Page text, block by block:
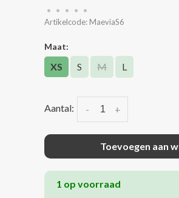
• • • •
•
Artikelcode: MaeviaS6
Maat:
XS S M L
Aantal: +
-
Toevoegen aan
1 op voorraad